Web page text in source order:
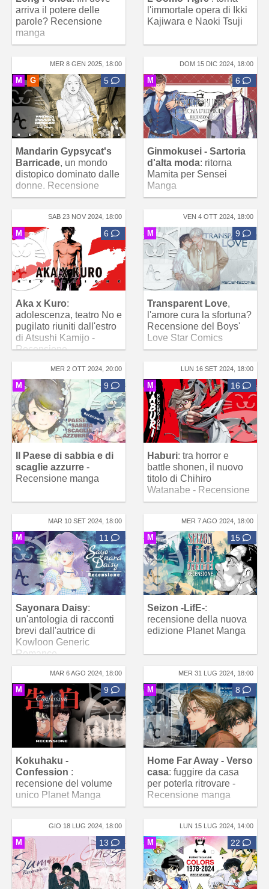
arriva il potere delle
parole? Recensione
manga
l'immortale opera di Ikki
Kajiwara e Naoki Tsuji
MER 8 GEN 2025, 18:00
M G 5
Mandarin Gypsycat's
Barricade, un mondo
distopico dominato dalle
donne. Recensione
DOM 15 DIC 2024, 18:00
M 6
Ginmokusei - Sartoria
d'alta moda: ritorna
Mamita per Sensei
Manga
SAB 23 NOV 2024, 18:00
M 6
Aka x Kuro:
adolescenza, teatro No e
pugilato riuniti dall'estro
di Atsushi Kamijo -
Recensione
VEN 4 OTT 2024, 18:00
M 9
Transparent Love,
l'amore cura la sfortuna?
Recensione del Boys'
Love Star Comics
MER 2 OTT 2024, 20:00
M 9
Il Paese di sabbia e di
scaglie azzurre -
Recensione manga
LUN 16 SET 2024, 18:00
M 16
Haburi: tra horror e
battle shonen, il nuovo
titolo di Chihiro
Watanabe - Recensione
MAR 10 SET 2024, 18:00
M 11
Sayonara Daisy:
un'antologia di racconti
brevi dall'autrice di
Kowloon Generic
Romance
MER 7 AGO 2024, 18:00
M 15
Seizon -LifE-:
recensione della nuova
edizione Planet Manga
MAR 6 AGO 2024, 18:00
M 9
Kokuhaku -
Confession :
recensione del volume
unico Planet Manga
MER 31 LUG 2024, 18:00
M 8
Home Far Away - Verso
casa: fuggire da casa
per poterla ritrovare -
Recensione manga
GIO 18 LUG 2024, 18:00
M 13
LUN 15 LUG 2024, 14:00
M 22